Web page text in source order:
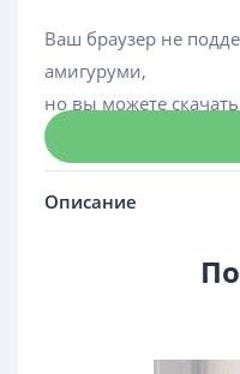
Ваш браузер не
амигуруми,
но вы можете
Описание